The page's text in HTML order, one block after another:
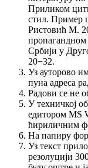
Приликом
стил. Пример
Ристовић M.
Србији у
20−32.
Уз ауторово
пуна адреса
Радови се не
У техничкој
едитором MS
ћириличним
На папиру
Уз текст
резолуцији